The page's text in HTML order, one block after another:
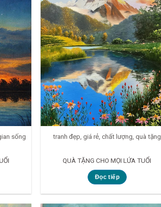
sống tranh đẹp, giá rẻ, chất lượng, quà tặng
QUÀ TẶNG CHO MỌI LỨA TUỔI
Đọc tiếp